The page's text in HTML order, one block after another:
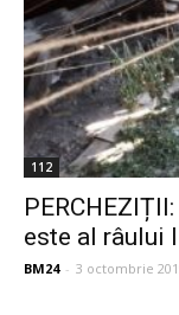
112
este al râului
BM24 - 3 octombrie